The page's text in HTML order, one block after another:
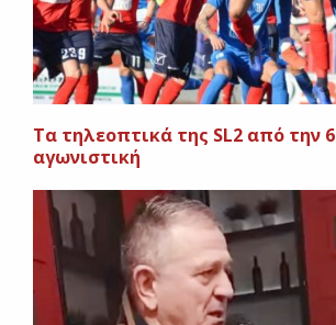
Τα τηλεοπτικά της SL2 από την
αγωνιστική